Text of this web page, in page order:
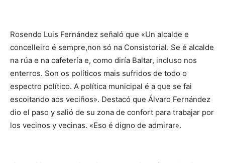
Rosendo Luis Fernández señaló que «Un alcalde e
concelleiro é sempre,non só na Consistorial. Se é alcalde
na rúa e na cafetería e, como diría Baltar, incluso nos
enterros. Son os políticos mais sufridos de todo o
espectro político. A política municipal é a que se fai
escoitando aos veciños». Destacó que Álvaro Fernández
dio el paso y salió de su zona de confort para trabajar por
los vecinos y vecinas. «Eso é digno de admirar».